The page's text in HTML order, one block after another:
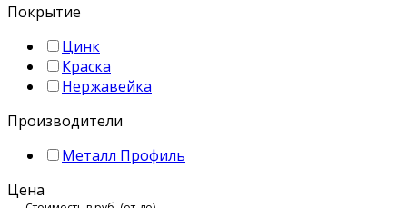
Покрытие
Цинк
Краска
Нержавейка
Производители
Металл Профиль
Цена